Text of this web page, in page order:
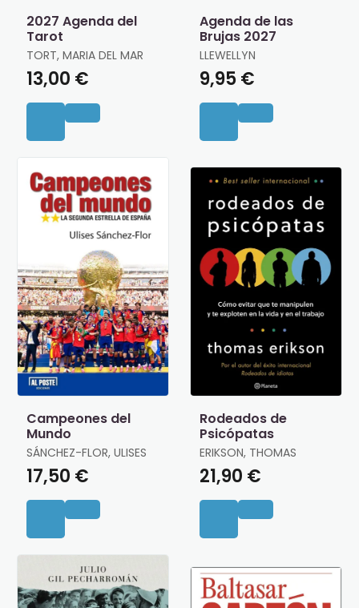
2027 Agenda del
Tarot
TORT, MARIA DEL MAR
13,00 €
Agenda de las
Brujas 2027
LLEWELLYN
9,95 €
Campeones del
Mundo
SÁNCHEZ-FLOR, ULISES
17,50 €
Rodeados de
Psicópatas
ERIKSON, THOMAS
21,90 €